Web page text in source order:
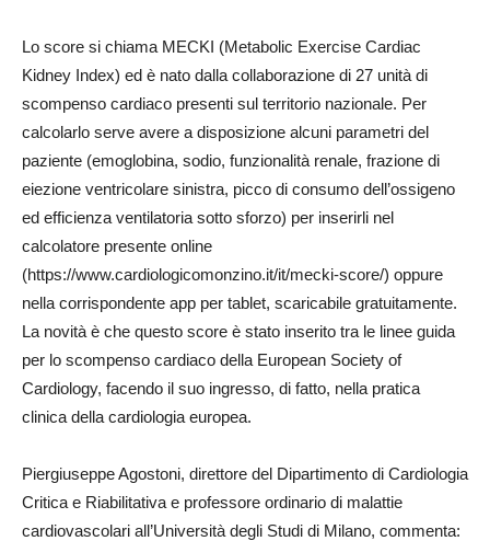
Lo score si chiama MECKI (Metabolic Exercise Cardiac
Kidney Index) ed è nato dalla collaborazione di 27 unità di
scompenso cardiaco presenti sul territorio nazionale. Per
calcolarlo serve avere a disposizione alcuni parametri del
paziente (emoglobina, sodio, funzionalità renale, frazione di
eiezione ventricolare sinistra, picco di consumo dell’ossigeno
ed efficienza ventilatoria sotto sforzo) per inserirli nel
calcolatore presente online
(https://www.cardiologicomonzino.it/it/mecki-score/) oppure
nella corrispondente app per tablet, scaricabile gratuitamente.
La novità è che questo score è stato inserito tra le linee guida
per lo scompenso cardiaco della European Society of
Cardiology, facendo il suo ingresso, di fatto, nella pratica
clinica della cardiologia europea.
Piergiuseppe Agostoni, direttore del Dipartimento di Cardiologia
Critica e Riabilitativa e professore ordinario di malattie
cardiovascolari all’Università degli Studi di Milano, commenta: